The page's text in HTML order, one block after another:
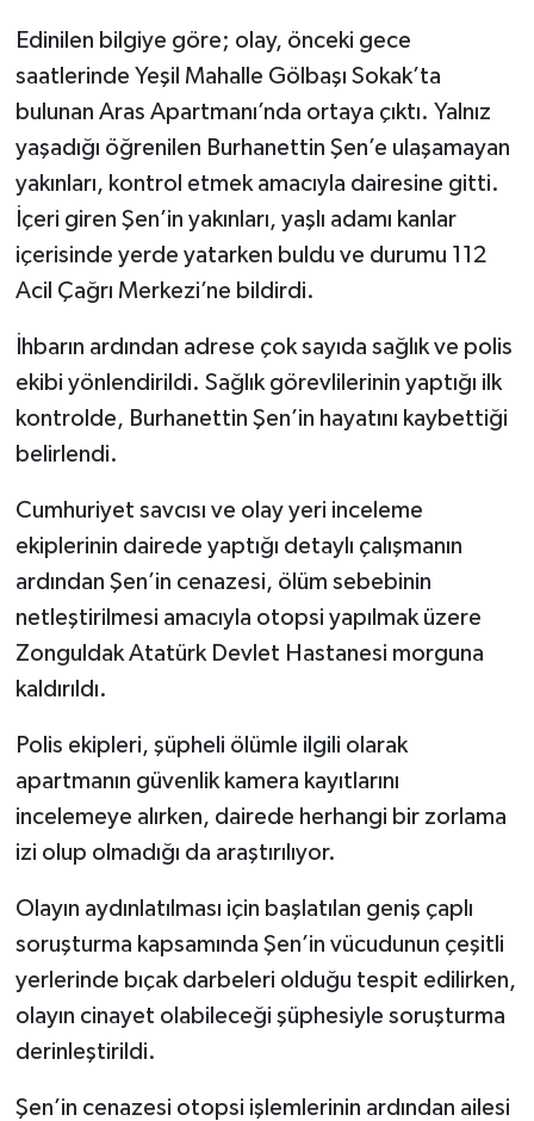
Edinilen bilgiye göre; olay, önceki gece
saatlerinde Yeşil Mahalle Gölbaşı Sokak’ta
bulunan Aras Apartmanı’nda ortaya çıktı. Yalnız
yaşadığı öğrenilen Burhanettin Şen’e ulaşamayan
yakınları, kontrol etmek amacıyla dairesine gitti.
İçeri giren Şen’in yakınları, yaşlı adamı kanlar
içerisinde yerde yatarken buldu ve durumu 112
Acil Çağrı Merkezi’ne bildirdi.
İhbarın ardından adrese çok sayıda sağlık ve polis
ekibi yönlendirildi. Sağlık görevlilerinin yaptığı ilk
kontrolde, Burhanettin Şen’in hayatını kaybettiği
belirlendi.
Cumhuriyet savcısı ve olay yeri inceleme
ekiplerinin dairede yaptığı detaylı çalışmanın
ardından Şen’in cenazesi, ölüm sebebinin
netleştirilmesi amacıyla otopsi yapılmak üzere
Zonguldak Atatürk Devlet Hastanesi morguna
kaldırıldı.
Polis ekipleri, şüpheli ölümle ilgili olarak
apartmanın güvenlik kamera kayıtlarını
incelemeye alırken, dairede herhangi bir zorlama
izi olup olmadığı da araştırılıyor.
Olayın aydınlatılması için başlatılan geniş çaplı
soruşturma kapsamında Şen’in vücudunun çeşitli
yerlerinde bıçak darbeleri olduğu tespit edilirken,
olayın cinayet olabileceği şüphesiyle soruşturma
derinleştirildi.
Şen’in cenazesi otopsi işlemlerinin ardından ailesi
Videolu Haberler
Son Dakika